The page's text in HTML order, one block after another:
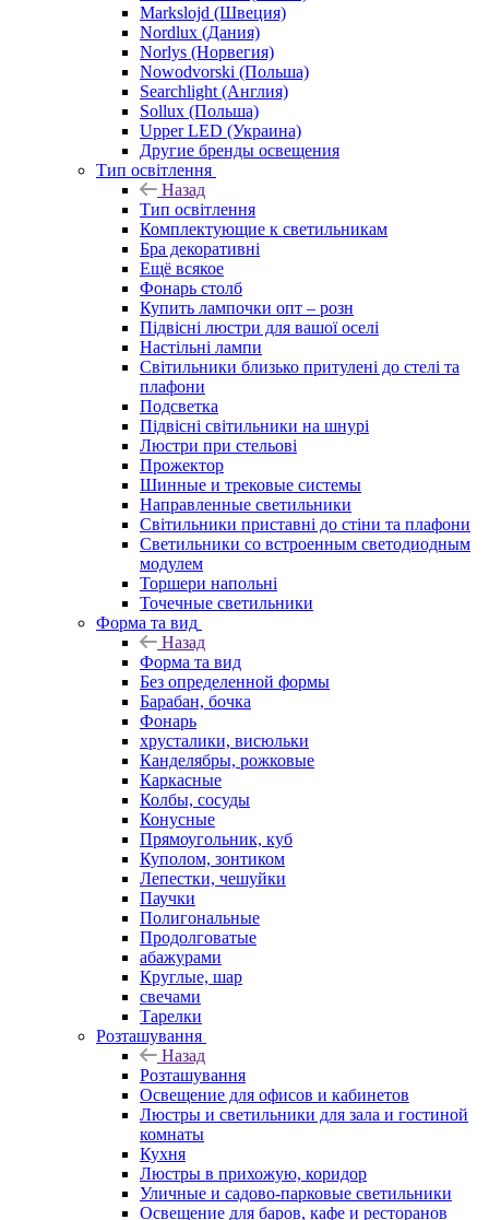
Markslojd (Швеция)
Nordlux (Дания)
Norlys (Норвегия)
Nowodvorski (Польша)
Searchlight (Англия)
Sollux (Польша)
Upper LED (Украина)
Другие бренды освещения
Тип освітлення
Назад
Тип освітлення
Комплектующие к светильникам
Бра декоративні
Ещё всякое
Фонарь столб
Купить лампочки опт – розн
Підвісні люстри для вашої оселі
Настільні лампи
Світильники близько притулені до стелі та
плафони
Подсветка
Підвісні світильники на шнурі
Люстри при стельові
Прожектор
Шинные и трековые системы
Направленные светильники
Світильники приставні до стіни та плафони
Светильники со встроенным светодиодным
модулем
Торшери напольні
Точечные светильники
Форма та вид
Назад
Форма та вид
Без определенной формы
Барабан, бочка
Фонарь
хрусталики, висюльки
Канделябры, рожковые
Каркасные
Колбы, сосуды
Конусные
Прямоугольник, куб
Куполом, зонтиком
Лепестки, чешуйки
Паучки
Полигональные
Продолговатые
абажурами
Круглые, шар
свечами
Тарелки
Розташування
Назад
Розташування
Освещение для офисов и кабинетов
Люстры и светильники для зала и гостиной
комнаты
Кухня
Люстры в прихожую, коридор
Уличные и садово-парковые светильники
Освещение для баров, кафе и ресторанов